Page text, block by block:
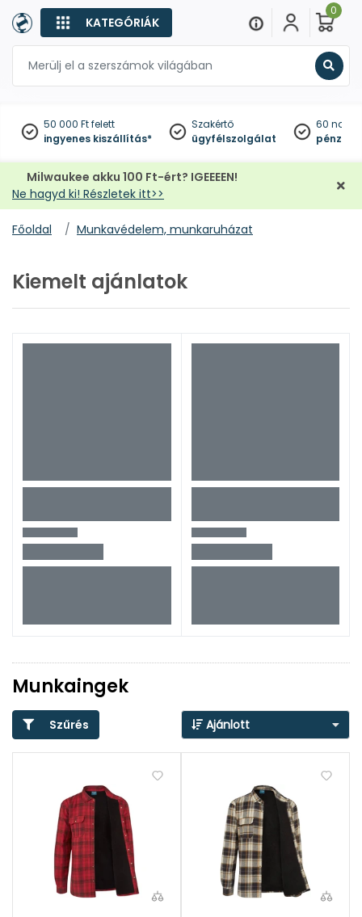
KATEGÓRIÁK
0
50 000 Ft felett
ingyenes kiszállítás*
Szakértő
ügyfélszolgálat
60
Milwaukee akku 100 Ft-ért? IGEEEEN!
Ne hagyd ki! Részletek itt>>
Főoldal Munkavédelem, munkaruházat
Kiemelt ajánlatok
Munkaingek
Szűrés Ajánlott